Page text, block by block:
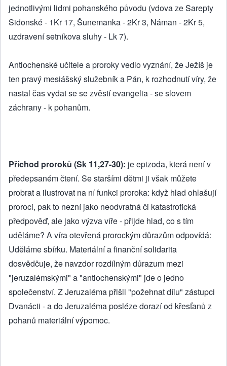
jednotlivými lidmi pohanského původu (vdova ze Sarepty
Sidonské - 1Kr 17, Šunemanka - 2Kr 3, Náman - 2Kr 5,
uzdravení setníkova sluhy - Lk 7).
Antiochenské učitele a proroky vedlo vyznání, že Ježíš je
ten pravý mesiášský služebník a Pán, k rozhodnutí víry, že
nastal čas vydat se se zvěstí evangelia - se slovem
záchrany - k pohanům.
Příchod proroků (Sk 11,27-30): je epizoda, která není v
předepsaném čtení. Se staršími dětmi ji však můžete
probrat a ilustrovat na ní funkci proroka: když hlad ohlašují
proroci, pak to nezní jako neodvratná či katastrofická
předpověď, ale jako výzva víře - přijde hlad, co s tím
uděláme? A víra otevřená prorockým důrazům odpovídá:
Uděláme sbírku. Materiální a finanční solidarita
dosvědčuje, že navzdor rozdílným důrazum mezi
"jeruzalémskými" a "antiochenskými" jde o jedno
společenství. Z Jeruzaléma přišli "požehnat dílu" zástupci
Dvanácti - a do Jeruzaléma posléze dorazí od křesťanů z
pohanů materiální výpomoc.